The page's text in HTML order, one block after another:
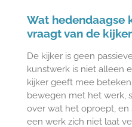
Wat hedendaagse
vraagt van de kijker
De kijker is geen
kunstwerk is niet alleen
kijker geeft mee
bewegen met het werk,
over wat het oproept,
een werk zich niet laat